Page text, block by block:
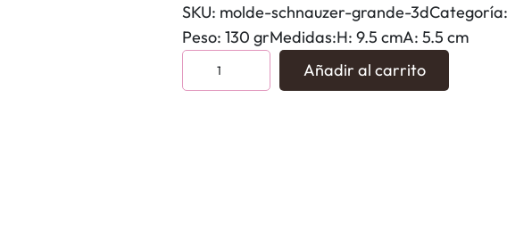
SKU: molde-schnauzer-grande-3dCategoría:
Peso: 130 grMedidas:H: 9.5 cmA: 5.5 cm
o
Añadir al carrito